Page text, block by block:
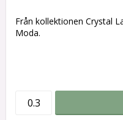
Lägg till i
Från kollektionen Crystal
Moda.